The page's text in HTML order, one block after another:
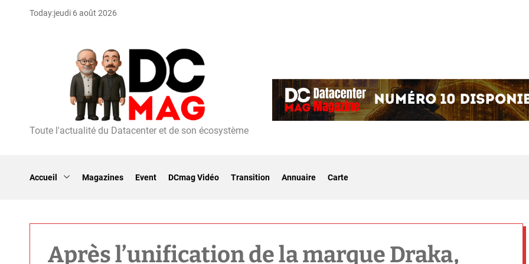
Today:jeudi 6 août 2026
D
Toute l'actualité du Datacenter et de son écosystème
Accueil Magazines Event DCmag Vidéo Transition Annuaire Carte
Après l’unification de la marque Draka,